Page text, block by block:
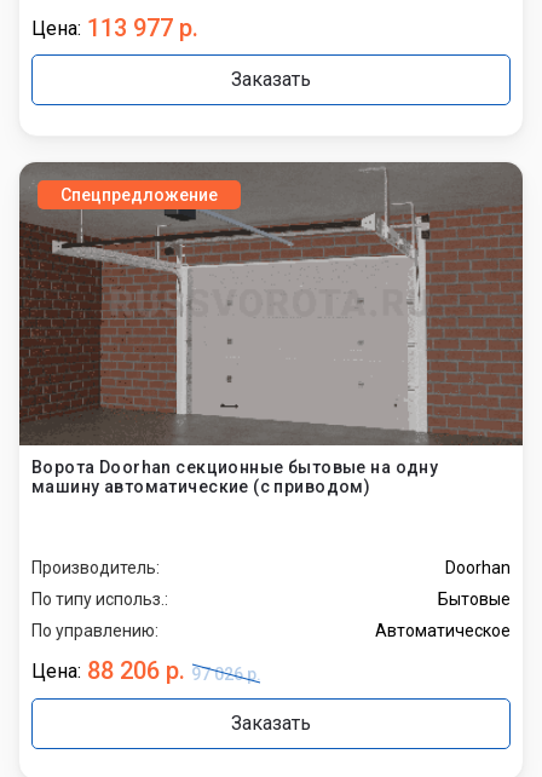
Цена: 113 977 р.
Заказать
Спецпредложение
Ворота Doorhan секционные бытовые на одну
машину автоматические (с приводом)
Производитель:
Doorhan
По типу использ.:
Бытовые
По управлению:
Автоматическое
Цена: 88 206 р. 97 026 р.
Заказать